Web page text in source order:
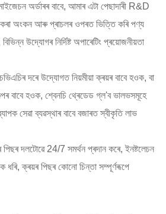
অৰ্ডাৰৰ বাবে, আমাৰ এটা পেছাদাৰী R&D
অংকন আৰু প্ৰাচলৰ ওপৰত ভিত্তি কৰি পণ্য
উদ্যোগৰ নিৰ্দিষ্ট অপাৰেটিং প্ৰয়োজনীয়তা
দৰে উদ্যোগত নিয়মীয়া ক্ৰয়ৰ বাবে হওক, বা
বাবে হওক, শ্বেনচি থ্ৰেডেড গ্ল'ব ভালভসমূহে
সেৱা ব্যৱস্থাৰ বাবে বজাৰত স্বীকৃতি লাভ
দলটোৱে 24/7 সমৰ্থন প্ৰদান কৰে, ইনষ্টলেচন
ধৰি, ক্ৰয়ৰ পিছৰ কোনো চিন্তা সম্পূৰ্ণৰূপে